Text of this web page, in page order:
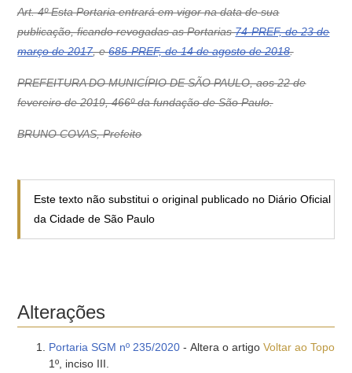
Art. 4º Esta Portaria entrará em vigor na data de sua
publicação, ficando revogadas as Portarias74-PREF, de 23 de
março de 2017, e685-PREF, de 14 de agosto de 2018.
PREFEITURA DO MUNICÍPIO DE SÃO PAULO, aos 22 de
fevereiro de 2019, 466º da fundação de São Paulo.
BRUNO COVAS, Prefeito
Este texto não substitui o original publicado no Diário Oficial
da Cidade de São Paulo
Alterações
Voltar ao Topo
Portaria SGM nº 235/2020 - Altera o artigo
1º, inciso III.